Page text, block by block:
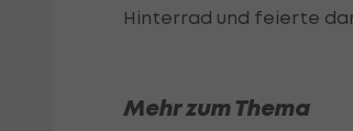
Hinterrad und feierte
Mehr zum Thema